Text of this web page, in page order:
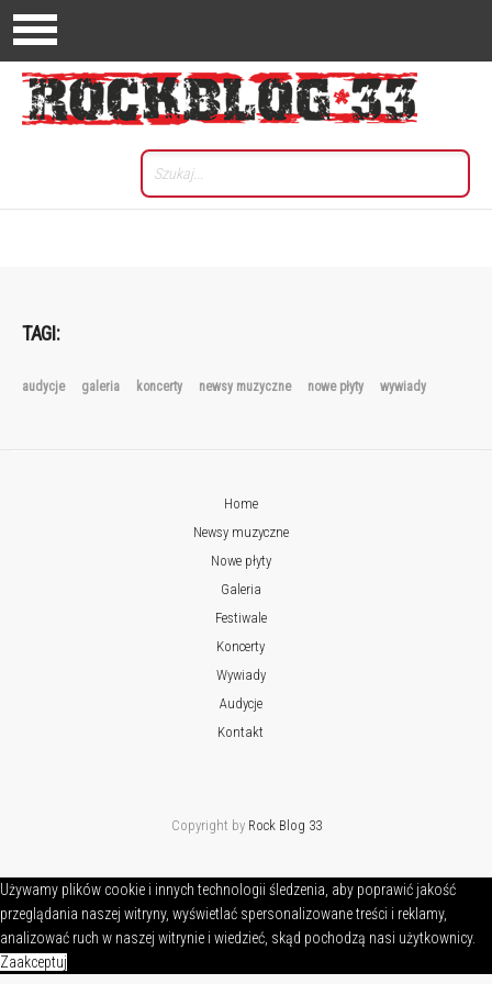
TAGI:
audycje galeria koncerty newsy muzyczne nowe płyty wywiady
Home
Newsy muzyczne
Nowe płyty
Galeria
Festiwale
Koncerty
Wywiady
Audycje
Kontakt
Copyright by Rock Blog 33
Używamy plików cookie i innych technologii śledzenia, aby poprawić jakość
przeglądania naszej witryny, wyświetlać spersonalizowane treści i reklamy,
analizować ruch w naszej witrynie i wiedzieć, skąd pochodzą nasi użytkownicy.
Zaakceptuj